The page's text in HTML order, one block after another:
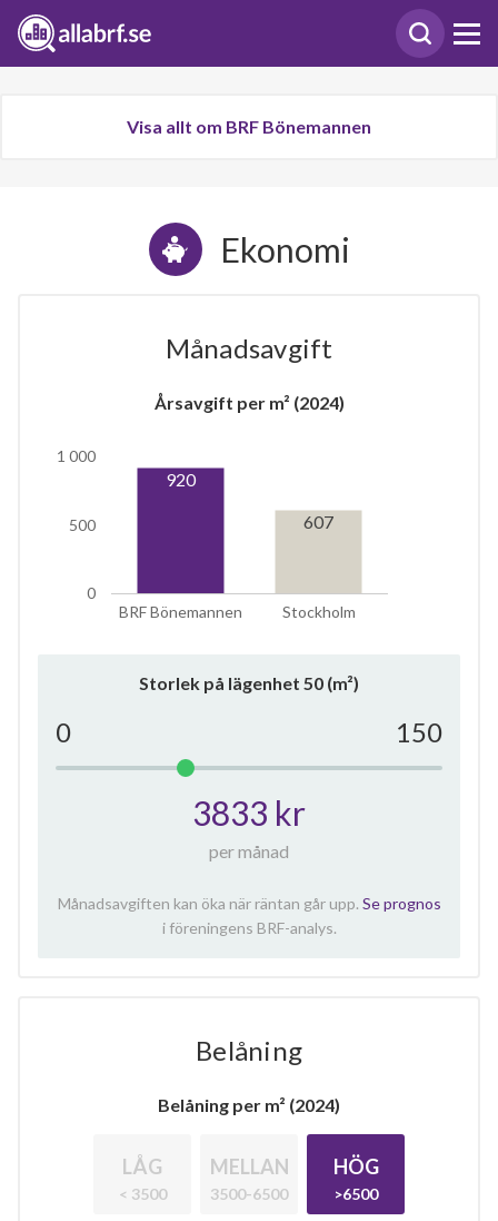
Visa allt om BRF Bönemannen
Ekonomi
Månadsavgift
Årsavgift per m² (2024)
BRF Bönemannen Stockholm
0
500
1 000
920
607
Storlek på lägenhet 50 (m²)
0 150
3833 kr
per månad
Månadsavgiften kan öka när räntan går upp. Se prognos
i föreningens BRF-analys.
Belåning
Belåning per m² (2024)
LÅG
< 3500
MELLAN
3500-6500
HÖG
>6500